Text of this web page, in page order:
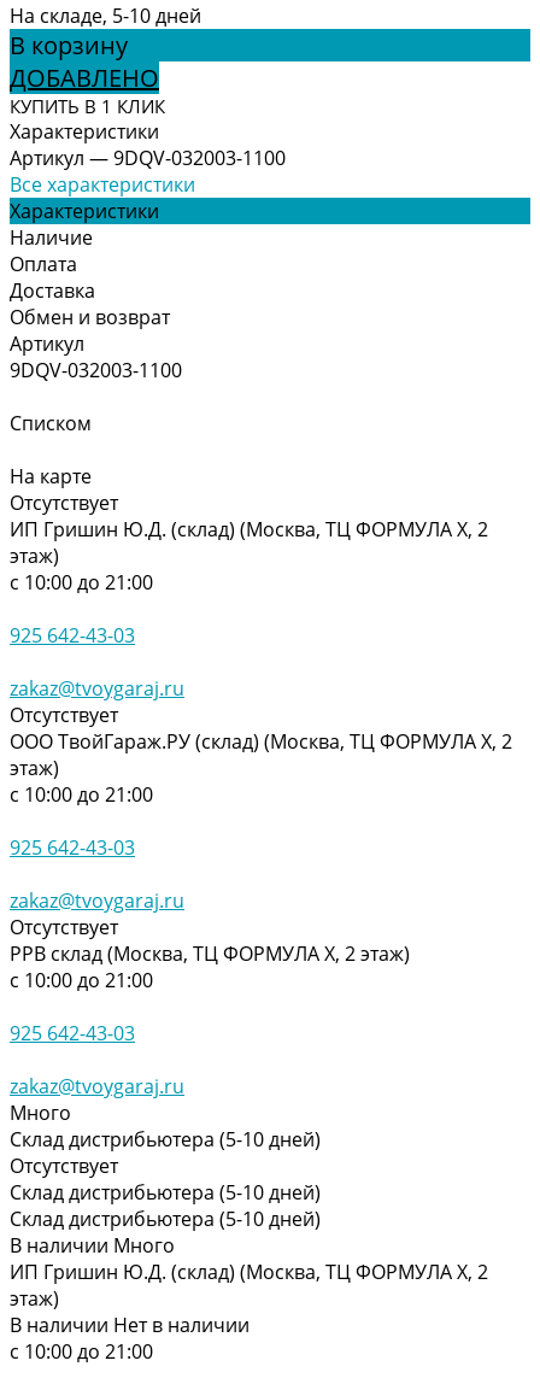
На складе, 5-10 дней
В корзину
ДОБАВЛЕНО
КУПИТЬ В 1 КЛИК
Характеристики
Артикул —9DQV-032003-1100
Все характеристики
Характеристики
Наличие
Оплата
Доставка
Обмен и возврат
Артикул
9DQV-032003-1100
Списком
На карте
Отсутствует
ИП Гришин Ю.Д. (склад) (Москва, ТЦ ФОРМУЛА Х, 2
этаж)
с 10:00 до 21:00
925 642-43-03
zakaz@tvoygaraj.ru
Отсутствует
ООО ТвойГараж.РУ (склад) (Москва, ТЦ ФОРМУЛА Х, 2
этаж)
с 10:00 до 21:00
925 642-43-03
zakaz@tvoygaraj.ru
Отсутствует
РРВ склад (Москва, ТЦ ФОРМУЛА Х, 2 этаж)
с 10:00 до 21:00
925 642-43-03
zakaz@tvoygaraj.ru
Много
Склад дистрибьютера (5-10 дней)
Отсутствует
Склад дистрибьютера (5-10 дней)
Склад дистрибьютера (5-10 дней)
В наличии Много
ИП Гришин Ю.Д. (склад) (Москва, ТЦ ФОРМУЛА Х, 2
этаж)
В наличии Нет в наличии
с 10:00 до 21:00